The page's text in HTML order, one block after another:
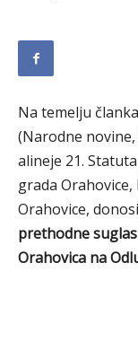
Na temelju
(Narodne novine,
alineje 21.
grada
Orahovice, donosi
prethodne
Orahovica na